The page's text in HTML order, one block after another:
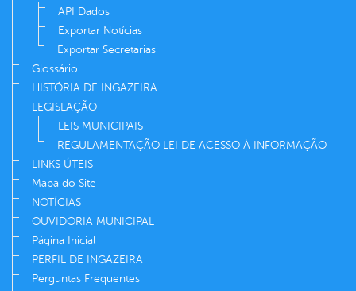
API Dados
Exportar Notícias
Exportar Secretarias
Glossário
HISTÓRIA DE INGAZEIRA
LEGISLAÇÃO
LEIS MUNICIPAIS
REGULAMENTAÇÃO LEI DE ACESSO À INFORMAÇÃO
LINKS ÚTEIS
Mapa do Site
NOTÍCIAS
OUVIDORIA MUNICIPAL
Página Inicial
PERFIL DE INGAZEIRA
Perguntas Frequentes